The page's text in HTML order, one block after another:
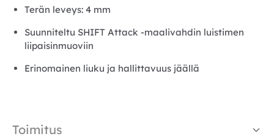
Terän leveys: 4 mm
Suunniteltu SHIFT Attack -maalivahdin luistimen
liipaisinmuoviin
Erinomainen liuku ja hallittavuus jäällä
Toimitus